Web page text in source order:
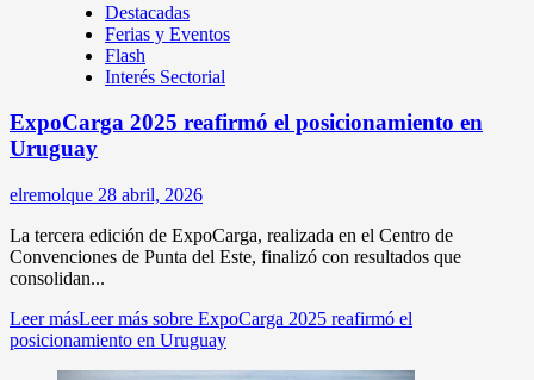
Destacadas
Ferias y Eventos
Flash
Interés Sectorial
ExpoCarga 2025 reafirmó el posicionamiento en
Uruguay
elremolque 28 abril, 2026
La tercera edición de ExpoCarga, realizada en el Centro de
Convenciones de Punta del Este, finalizó con resultados que
consolidan...
Leer másLeer más sobre ExpoCarga 2025 reafirmó el
posicionamiento en Uruguay